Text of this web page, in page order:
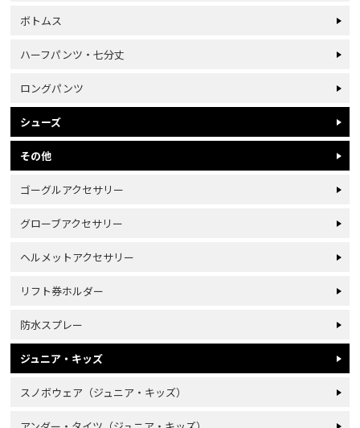
ボトムス
ハーフパンツ・七分丈
ロングパンツ
シューズ
その他
ゴーグルアクセサリー
グローブアクセサリー
ヘルメットアクセサリー
リフト券ホルダー
防水スプレー
ジュニア・キッズ
スノボウェア（ジュニア・キッズ）